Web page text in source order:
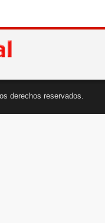
derechos reservados.